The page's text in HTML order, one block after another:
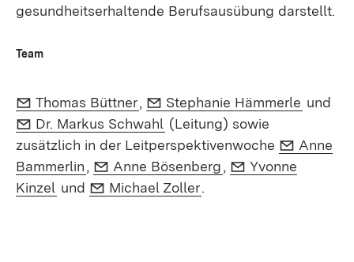
gesundheitserhaltende Berufsausübung darstellt.
Team
E-Mail:
Thomas Büttner (Öffnet in neuem Fenster)
, E-Mail:
Stephanie Hämmerle (Öffnet
und
E-Mail:
Dr. Markus Schwahl (Öffnet in neuem Fenster)
(Leitung) sowie
zusätzlich in der Leitperspektivenwoche
E-Mail:
Anne
Bammerlin (Öffnet in neuem Fenster)
, E-Mail:
Anne Bösenberg (Öffnet in neuem
, E-Mail:
Yvonne
Kinzel (Öffnet in neuem Fenster)
und E-Mail:
Michael Zoller.